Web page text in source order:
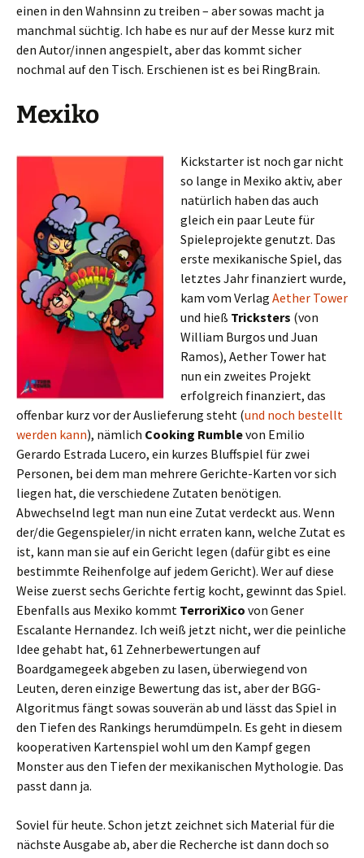
einen in den Wahnsinn zu treiben – aber sowas macht ja
manchmal süchtig. Ich habe es nur auf der Messe kurz mit
den Autor/innen angespielt, aber das kommt sicher
nochmal auf den Tisch. Erschienen ist es bei RingBrain.
Mexiko
Kickstarter ist noch gar nicht
so lange in Mexiko aktiv, aber
natürlich haben das auch
gleich ein paar Leute für
Spieleprojekte genutzt. Das
erste mexikanische Spiel, das
letztes Jahr finanziert wurde,
kam vom Verlag Aether Tower
und hieß Tricksters (von
William Burgos und Juan
Ramos), Aether Tower hat
nun ein zweites Projekt
erfolgreich finanziert, das
offenbar kurz vor der Auslieferung steht (und noch bestellt
werden kann), nämlich Cooking Rumblevon Emilio
Gerardo Estrada Lucero, ein kurzes Bluffspiel für zwei
Personen, bei dem man mehrere Gerichte-Karten vor sich
liegen hat, die verschiedene Zutaten benötigen.
Abwechselnd legt man nun eine Zutat verdeckt aus. Wenn
der/die Gegenspieler/in nicht erraten kann, welche Zutat es
ist, kann man sie auf ein Gericht legen (dafür gibt es eine
bestimmte Reihenfolge auf jedem Gericht). Wer auf diese
Weise zuerst sechs Gerichte fertig kocht, gewinnt das Spiel.
Ebenfalls aus Mexiko kommt TerroriXico von Gener
Escalante Hernandez. Ich weiß jetzt nicht, wer die peinliche
Idee gehabt hat, 61 Zehnerbewertungen auf
Boardgamegeek abgeben zu lasen, überwiegend von
Leuten, deren einzige Bewertung das ist, aber der BGG-
Algoritmus fängt sowas souverän ab und lässt das Spiel in
den Tiefen des Rankings herumdümpeln. Es geht in diesem
kooperativen Kartenspiel wohl um den Kampf gegen
Monster aus den Tiefen der mexikanischen Mythologie. Das
passt dann ja.
Soviel für heute. Schon jetzt zeichnet sich Material für die
nächste Ausgabe ab, aber die Recherche ist dann doch so